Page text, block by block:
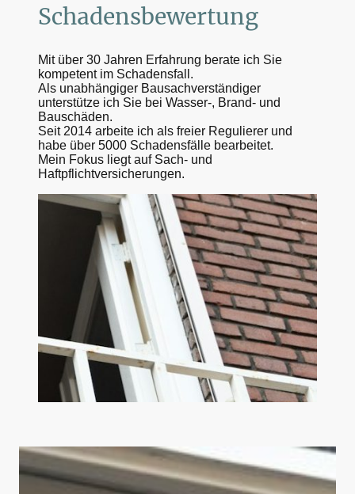
Schadensbewertung
Mit über 30 Jahren Erfahrung berate ich Sie
kompetent im Schadensfall.
Als unabhängiger Bausachverständiger
unterstütze ich Sie bei Wasser-, Brand- und
Bauschäden.
Seit 2014 arbeite ich als freier Regulierer und
habe über 5000 Schadensfälle bearbeitet.
Mein Fokus liegt auf Sach- und
Haftpflichtversicherungen.